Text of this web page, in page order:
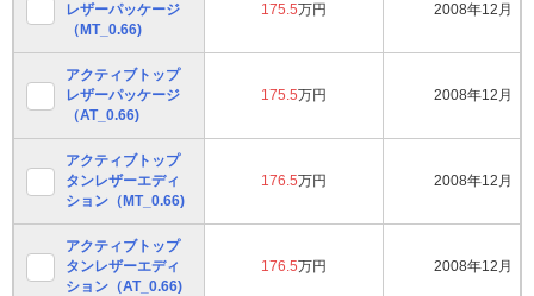
レザーパッケージ
（MT_0.66)
175.5万円 2008年12月
アクティブトップ
レザーパッケージ
（AT_0.66)
175.5万円 2008年12月
アクティブトップ
タンレザーエディ
ション（MT_0.66)
176.5万円 2008年12月
アクティブトップ
タンレザーエディ
ション（AT_0.66)
176.5万円 2008年12月